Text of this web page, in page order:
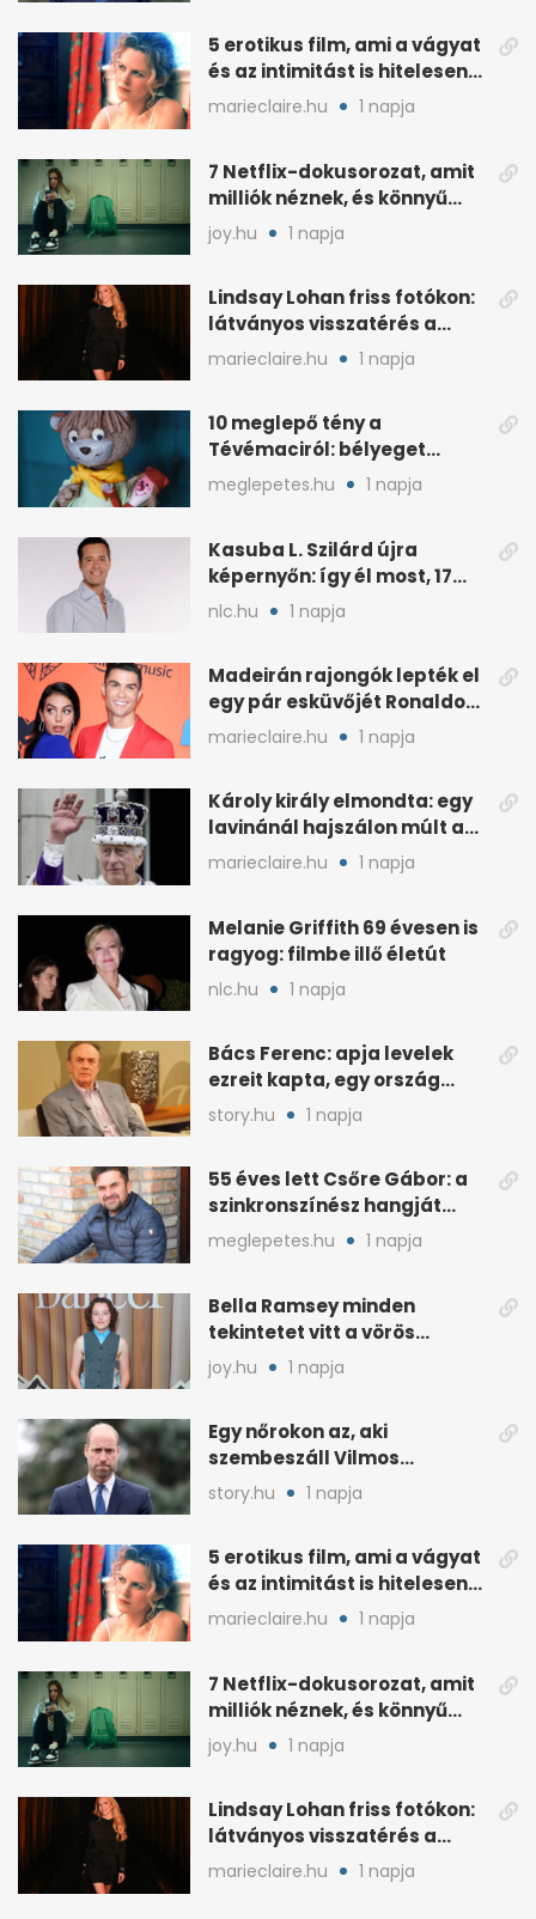
5 erotikus film, ami a vágyat
és az intimitást is hitelesen
mutatja
marieclaire.hu 1 napja
7 Netflix-dokusorozat, amit
milliók néznek, és könnyű
rákattanni
joy.hu 1 napja
Lindsay Lohan friss fotókon:
látványos visszatérés a
reflektorfénybe
marieclaire.hu 1 napja
10 meglepő tény a
Tévémaciról: bélyeget
kapott, és az űrben is járt
meglepetes.hu 1 napja
Kasuba L. Szilárd újra
képernyőn: így él most, 17
éves a lánya
nlc.hu 1 napja
Madeirán rajongók lepték el
egy pár esküvőjét Ronaldo
miatt
marieclaire.hu 1 napja
Károly király elmondta: egy
lavinánál hajszálon múlt az
élete
marieclaire.hu 1 napja
Melanie Griffith 69 évesen is
ragyog: filmbe illő életút
nlc.hu 1 napja
Bács Ferenc: apja levelek
ezreit kapta, egy ország
rajongott érte
story.hu 1 napja
55 éves lett Csőre Gábor: a
szinkronszínész hangját
mindenki ismeri
meglepetes.hu 1 napja
Bella Ramsey minden
tekintetet vitt a vörös
szőnyegen, a kritikák
ellenére
joy.hu 1 napja
Egy nőrokon az, aki
szembeszáll Vilmos
herceggel, ha elszáll
story.hu 1 napja
5 erotikus film, ami a vágyat
és az intimitást is hitelesen
mutatja
marieclaire.hu 1 napja
7 Netflix-dokusorozat, amit
milliók néznek, és könnyű
rákattanni
joy.hu 1 napja
Lindsay Lohan friss fotókon:
látványos visszatérés a
reflektorfénybe
marieclaire.hu 1 napja